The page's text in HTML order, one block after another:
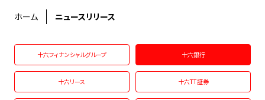
サステナビリティ
採用情報
ホーム ニュースリリース
十六フィナンシャルグループ 十六銀行
十六リース 十六TT証券